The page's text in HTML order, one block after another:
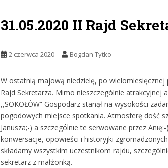
31.05.2020 II Rajd
2 czerwca 2020 Bogdan Tytko
W ostatnią majową niedzielę, po
Rajd Sekretarza. Mimo nieszczególnie atrakcyjnej
,,SOKOŁÓW” Gospodarz stanął na wysokości
pogodowych miejsce spotkania. Atmosferę dość
Janusza;-) a szczególnie te serwowane przez
konwersacje, opowieści i historyjki
składamy wszystkim uczestnikom rajdu,
sekretarz z małżonką.